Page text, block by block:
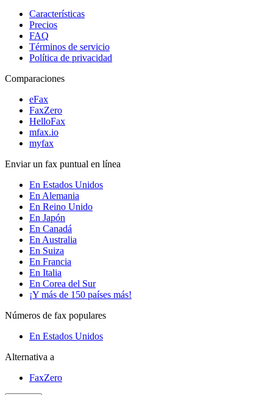
Características
Precios
FAQ
Términos de servicio
Política de privacidad
Comparaciones
eFax
FaxZero
HelloFax
mfax.io
myfax
Enviar un fax puntual en línea
En Estados Unidos
En Alemania
En Reino Unido
En Japón
En Canadá
En Australia
En Suiza
En Francia
En Italia
En Corea del Sur
¡Y más de 150 países más!
Números de fax populares
En Estados Unidos
Alternativa a
FaxZero